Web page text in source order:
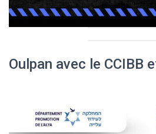
Oulpan avec le CCIBB